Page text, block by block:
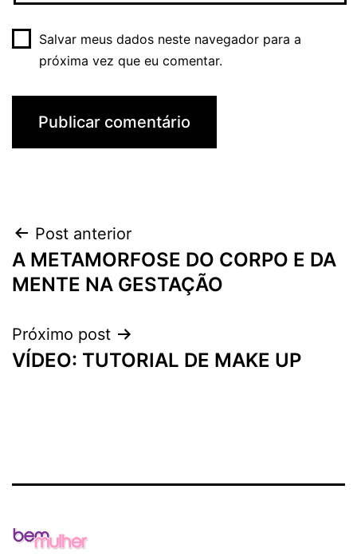
Salvar meus dados neste navegador para a
próxima vez que eu comentar.
Navegação
de
Post anterior
A METAMORFOSE DO CORPO E DA
MENTE NA GESTAÇÃO
Próximo post
VÍDEO: TUTORIAL DE MAKE UP